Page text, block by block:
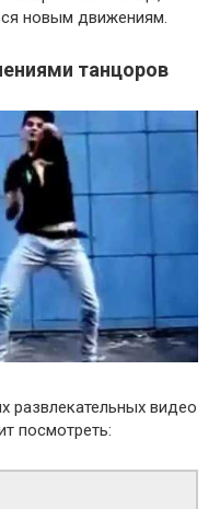
новым движениям.
танцоров
развлекательных видео
посмотреть: